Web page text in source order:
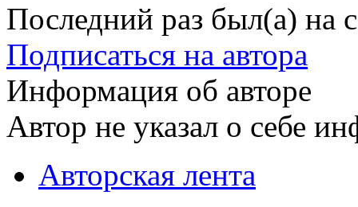
Последний раз был(а) на
Подписаться на автора
Информация об авторе
Автор не указал о себе
Авторская лента